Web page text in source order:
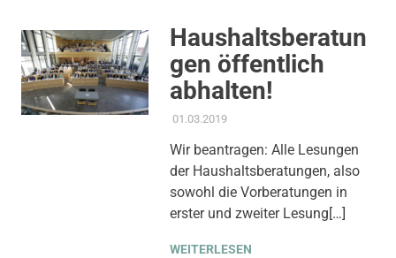
Haushaltsberatun
gen öffentlich
abhalten!
01.03.2019ADMIN
AKTUELLES
THEMEN,TRANSPARENZ &
BETEILIGUNG
Wir beantragen: Alle Lesungen
der Haushaltsberatungen, also
sowohl die Vorberatungen in
erster und zweiter Lesung[…]
WEITERLESEN